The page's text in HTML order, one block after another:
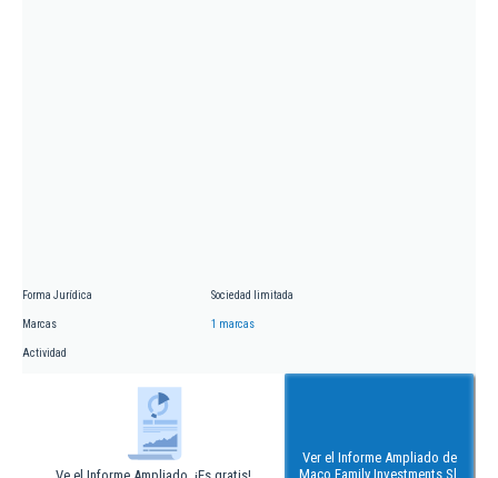
Forma Jurídica Sociedad limitada
Marcas 1 marcas
Actividad
Ver el Informe Ampliado de
Maco Family Investments Sl.